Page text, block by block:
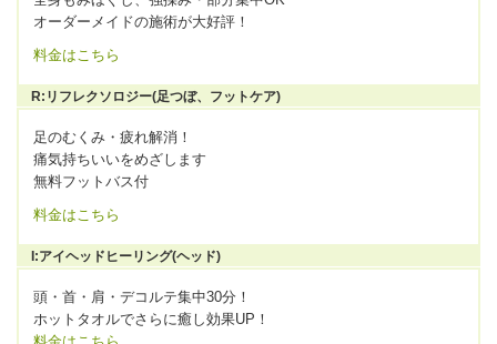
オーダーメイドの施術が大好評！
料金はこちら
R:リフレクソロジー(足つぼ、フットケア)
足のむくみ・疲れ解消！
痛気持ちいいをめざします
無料フットバス付
料金はこちら
I:アイヘッドヒーリング(ヘッド)
頭・首・肩・デコルテ集中30分！
ホットタオルでさらに癒し効果UP！